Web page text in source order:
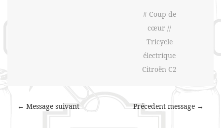
# Coup de
cœur //
Tricycle
électrique
Citroën C2
Précedent message →
← Message suivant